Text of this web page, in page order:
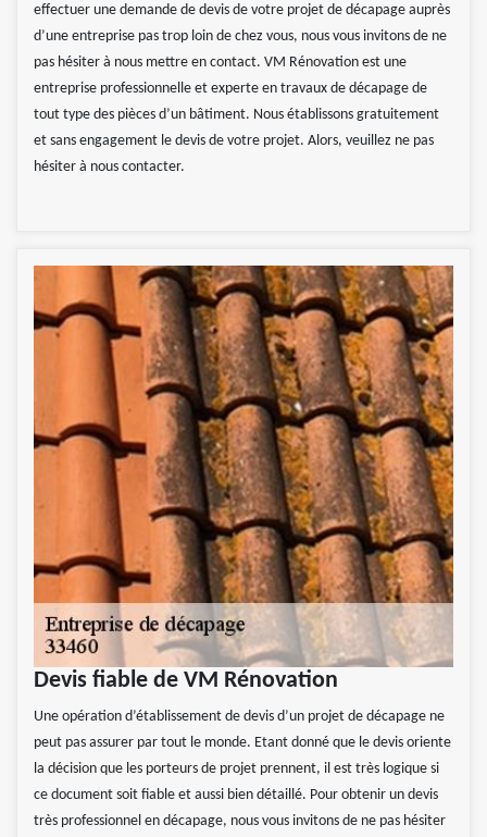
effectuer une demande de devis de votre projet de décapage auprès
d’une entreprise pas trop loin de chez vous, nous vous invitons de ne
pas hésiter à nous mettre en contact. VM Rénovation est une
entreprise professionnelle et experte en travaux de décapage de
tout type des pièces d’un bâtiment. Nous établissons gratuitement
et sans engagement le devis de votre projet. Alors, veuillez ne pas
hésiter à nous contacter.
Devis fiable de VM Rénovation
Une opération d’établissement de devis d’un projet de décapage ne
peut pas assurer par tout le monde. Etant donné que le devis oriente
la décision que les porteurs de projet prennent, il est très logique si
ce document soit fiable et aussi bien détaillé. Pour obtenir un devis
très professionnel en décapage, nous vous invitons de ne pas hésiter